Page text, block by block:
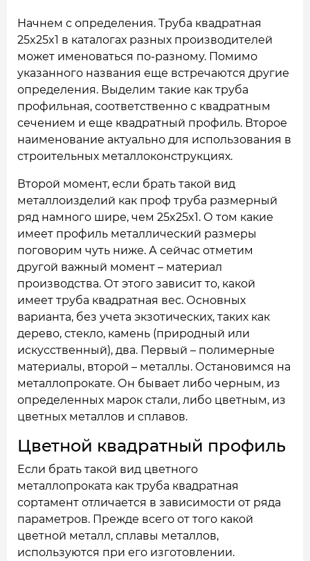
Начнем с определения. Труба квадратная
25x25x1 в каталогах разных производителей
может именоваться по-разному. Помимо
указанного названия еще встречаются другие
определения. Выделим такие как труба
профильная, соответственно с квадратным
сечением и еще квадратный профиль. Второе
наименование актуально для использования в
строительных металлоконструкциях.
Второй момент, если брать такой вид
металлоизделий как проф труба размерный
ряд намного шире, чем 25x25x1. О том какие
имеет профиль металлический размеры
поговорим чуть ниже. А сейчас отметим
другой важный момент – материал
производства. От этого зависит то, какой
имеет труба квадратная вес. Основных
варианта, без учета экзотических, таких как
дерево, стекло, камень (природный или
искусственный), два. Первый – полимерные
материалы, второй – металлы. Остановимся на
металлопрокате. Он бывает либо черным, из
определенных марок стали, либо цветным, из
цветных металлов и сплавов.
Цветной квадратный профиль
Если брать такой вид цветного
металлопроката как труба квадратная
сортамент отличается в зависимости от ряда
параметров. Прежде всего от того какой
цветной металл, сплавы металлов,
используются при его изготовлении.